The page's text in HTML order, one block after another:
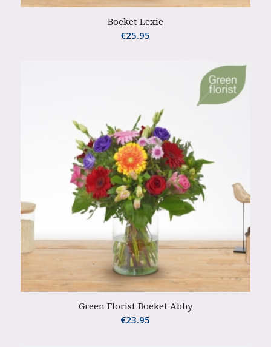
Boeket Lexie
€25.95
Green Florist Boeket Abby
€23.95